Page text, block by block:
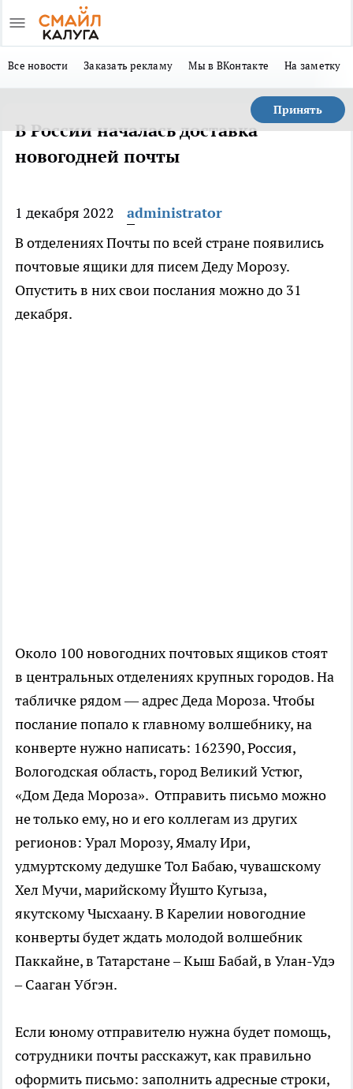
Все новости Заказать рекламу Мы в ВКонтакте На заметку
Принять
В России началась доставка
новогодней почты
1 декабря 2022
administrator
В отделениях Почты по всей стране появились
почтовые ящики для писем Деду Морозу.
Опустить в них свои послания можно до 31
декабря.
Около 100 новогодних почтовых ящиков стоят
в центральных отделениях крупных городов. На
табличке рядом — адрес Деда Мороза. Чтобы
послание попало к главному волшебнику, на
конверте нужно написать: 162390, Россия,
Вологодская область, город Великий Устюг,
«Дом Деда Мороза». Отправить письмо можно
не только ему, но и его коллегам из других
регионов: Урал Морозу, Ямалу Ири,
удмуртскому дедушке Тол Бабаю, чувашскому
Хел Мучи, марийскому Йушто Кугыза,
якутскому Чысхаану. В Карелии новогодние
конверты будет ждать молодой волшебник
Паккайне, в Татарстане – Кыш Бабай, в Улан-Удэ
– Сааган Убгэн.
Если юному отправителю нужна будет помощь,
сотрудники почты расскажут, как правильно
оформить письмо: заполнить адресные строки,